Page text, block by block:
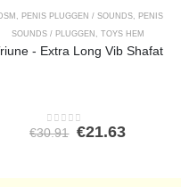
PENIS PLUGGEN / SOUNDS
PENIS
SOUNDS / PLUGGEN
TOYS HEM
- Extra Long Vib Shafat
0out of 5
€30.91 €21.63